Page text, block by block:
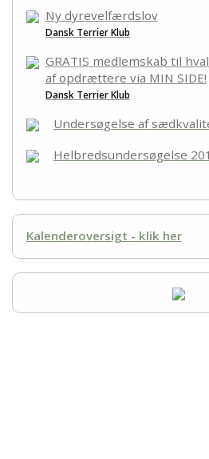
Ny dyrevelfærdslov
Dansk Terrier Klub
GRATIS medlemskab til
af opdrættere via MIN SIDE!
Dansk Terrier Klub
Undersøgelse af
Helbredsundersøgelse
Kalenderoversigt - klik her